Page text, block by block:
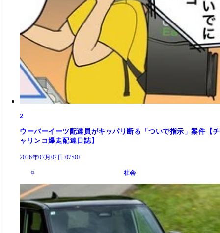
2
ウーバーイーツ配達員がキッパリ断る「ついで指示」案件【チ
ャリンコ爆走配達日誌】
2026年07月02日 07:00
社会